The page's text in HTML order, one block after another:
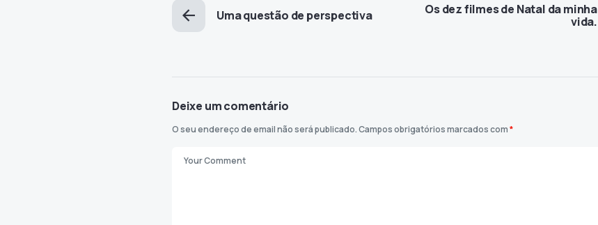
Uma questão de perspectiva
Os dez filmes de Natal da minha
vida.
Deixe um comentário
O seu endereço de email não será publicado.Campos obrigatórios marcados com*